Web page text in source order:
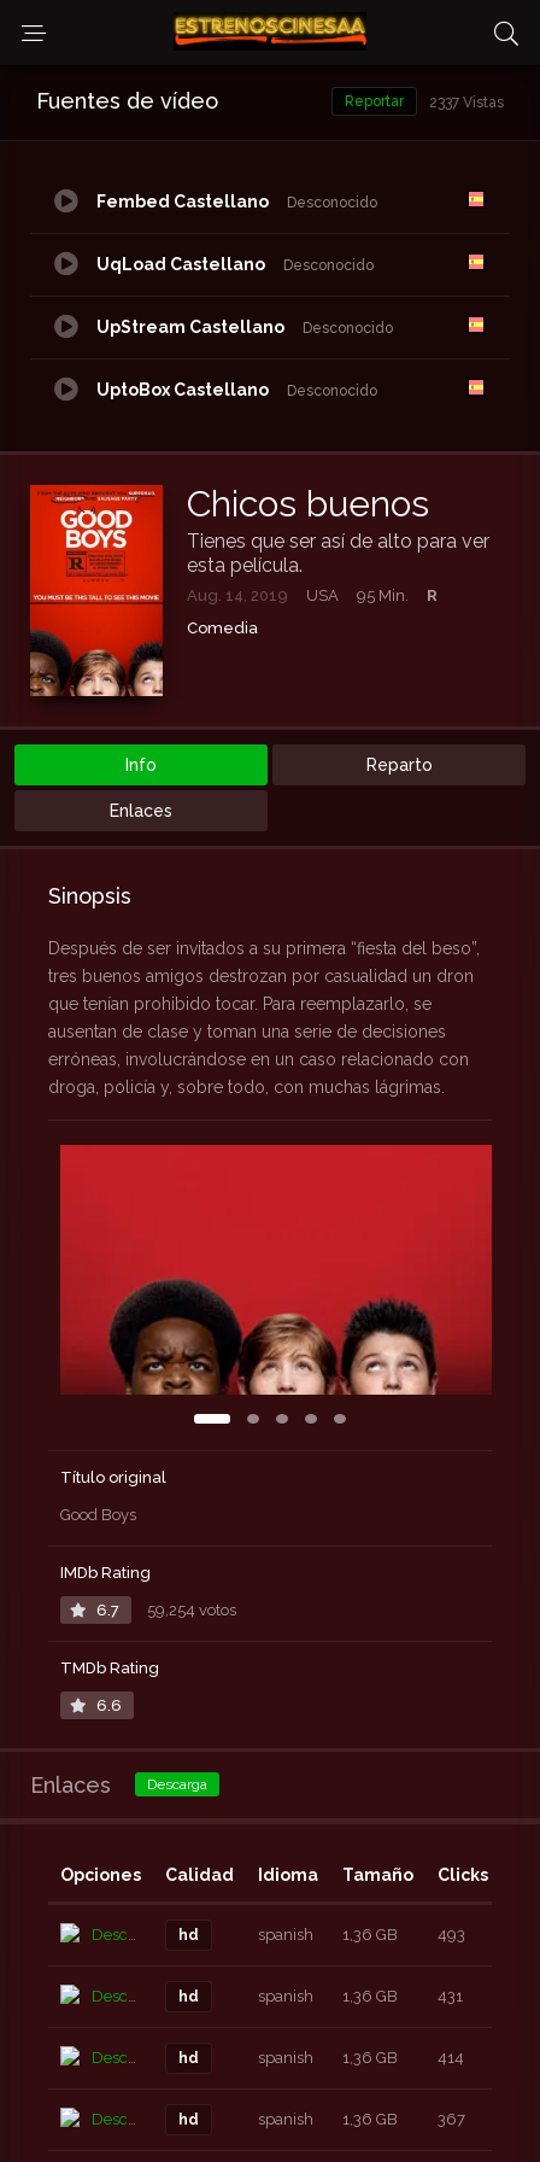
Fuentes de vídeo 2337 Vistas
Reportar
Fembed Castellano Desconocido
UqLoad Castellano Desconocido
UpStream Castellano Desconocido
UptoBox Castellano Desconocido
Chicos buenos
Tienes que ser así de alto para ver
esta película.
Aug. 14, 2019 USA 95 Min.
R
Comedia
Info Reparto
Enlaces
Sinopsis
Después de ser invitados a su primera “fiesta del beso”,
tres buenos amigos destrozan por casualidad un dron
que tenían prohibido tocar. Para reemplazarlo, se
ausentan de clase y toman una serie de decisiones
erróneas, involucrándose en un caso relacionado con
droga, policía y, sobre todo, con muchas lágrimas.
Título original
Good Boys
IMDb Rating
6.7 59,254 votos
TMDb Rating
6.6
Enlaces Descarga
Opciones Calidad Idioma Tamaño Clicks
Descarga hd spanish 1,36 GB 493
Descarga hd spanish 1,36 GB 431
Descarga hd spanish 1,36 GB 414
Descarga hd spanish 1,36 GB 367